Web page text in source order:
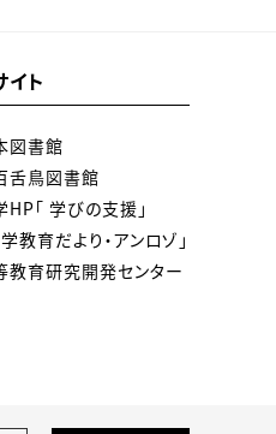
イト
図書館
舌鳥図書館
HP「 学びの支援」
学教育だより・アンロゾ」
教育研究開発センター